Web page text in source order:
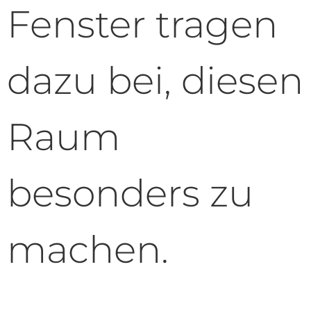
Fenster tragen
dazu bei, diesen
Raum
besonders zu
machen.